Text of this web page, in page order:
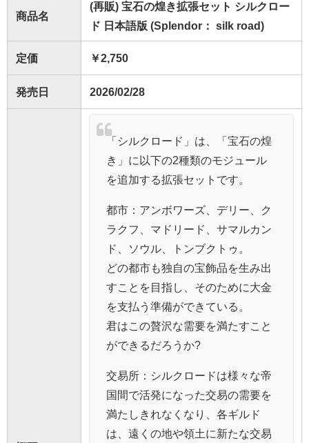
商品名
(再販) 宝石の煌き拡張セット シルクロー
ド 日本語版 (Splendor： silk road)
定価 ￥2,750
発売日 2026/02/28
「シルクロード」は、「宝石の煌
き」に以下の2種類のモジュール
を追加する拡張セットです。
都市：アンボワーズ、デリー、ク
ラクフ、マドリード、サマルカン
ド、ソウル、トンブクトゥ。
どの都市も独自の宝飾品を生み出
すことを目指し、そのために大金
を支払う準備ができている。
君はこの贅沢な需要を満たすこと
ができるだろうか?
交易所：シルクロードは様々な帝
国間で活発になった交易の需要を
満たしきれなくなり、各ギルド
は、遠くの地や領土に新たな交易